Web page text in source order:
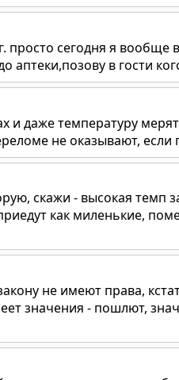
просто сегодня я
аптеки,позову в гости
и даже температуру
не оказывают, если
скажи - высокая темп
как миленькие,
не имеют права,
значения - пошлют,